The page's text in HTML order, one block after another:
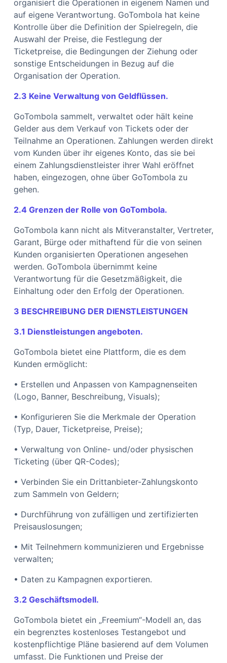
organisiert die Operationen in eigenem Namen und
auf eigene Verantwortung. GoTombola hat keine
Kontrolle über die Definition der Spielregeln, die
Auswahl der Preise, die Festlegung der
Ticketpreise, die Bedingungen der Ziehung oder
sonstige Entscheidungen in Bezug auf die
Organisation der Operation.
2.3 Keine Verwaltung von Geldflüssen.
GoTombola sammelt, verwaltet oder hält keine
Gelder aus dem Verkauf von Tickets oder der
Teilnahme an Operationen. Zahlungen werden direkt
vom Kunden über ihr eigenes Konto, das sie bei
einem Zahlungsdienstleister ihrer Wahl eröffnet
haben, eingezogen, ohne über GoTombola zu
gehen.
2.4 Grenzen der Rolle von GoTombola.
GoTombola kann nicht als Mitveranstalter, Vertreter,
Garant, Bürge oder mithaftend für die von seinen
Kunden organisierten Operationen angesehen
werden. GoTombola übernimmt keine
Verantwortung für die Gesetzmäßigkeit, die
Einhaltung oder den Erfolg der Operationen.
3 BESCHREIBUNG DER DIENSTLEISTUNGEN
3.1 Dienstleistungen angeboten.
GoTombola bietet eine Plattform, die es dem
Kunden ermöglicht:
• Erstellen und Anpassen von Kampagnenseiten
(Logo, Banner, Beschreibung, Visuals);
• Konfigurieren Sie die Merkmale der Operation
(Typ, Dauer, Ticketpreise, Preise);
• Verwaltung von Online- und/oder physischen
Ticketing (über QR-Codes);
• Verbinden Sie ein Drittanbieter-Zahlungskonto
zum Sammeln von Geldern;
• Durchführung von zufälligen und zertifizierten
Preisauslosungen;
• Mit Teilnehmern kommunizieren und Ergebnisse
verwalten;
• Daten zu Kampagnen exportieren.
3.2 Geschäftsmodell.
GoTombola bietet ein „Freemium“-Modell an, das
ein begrenztes kostenloses Testangebot und
kostenpflichtige Pläne basierend auf dem Volumen
umfasst. Die Funktionen und Preise der